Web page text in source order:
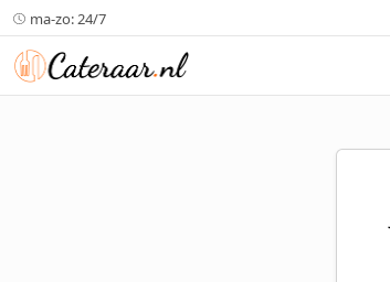
ma-zo: 24/7